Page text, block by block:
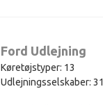
Ford Udlejning
Køretøjstyper: 13
Udlejningsselskaber: 31